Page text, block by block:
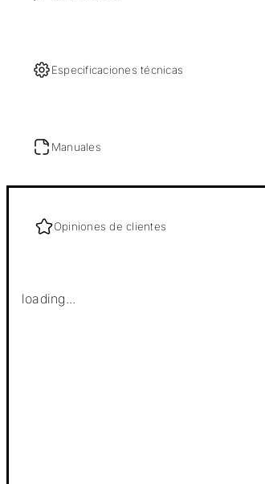
Especificaciones técnicas
Manuales
Opiniones de clientes
loading...